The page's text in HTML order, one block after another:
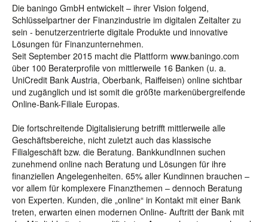
Die baningo GmbH entwickelt – ihrer Vision folgend,
Schlüsselpartner der Finanzindustrie im digitalen Zeitalter zu
sein - benutzerzentrierte digitale Produkte und innovative
Lösungen für Finanzunternehmen.
Seit September 2015 macht die Plattform www.baningo.com
über 100 Beraterprofile von mittlerweile 16 Banken (u. a.
UniCredit Bank Austria, Oberbank, Raiffeisen) online sichtbar
und zugänglich und ist somit die größte markenübergreifende
Online-Bank-Filiale Europas.
Die fortschreitende Digitalisierung betrifft mittlerweile alle
Geschäftsbereiche, nicht zuletzt auch das klassische
Filialgeschäft bzw. die Beratung. BankkundInnen suchen
zunehmend online nach Beratung und Lösungen für ihre
finanziellen Angelegenheiten. 65% aller Kundinnen brauchen –
vor allem für komplexere Finanzthemen – dennoch Beratung
von Experten. Kunden, die „online“ in Kontakt mit einer Bank
treten, erwarten einen modernen Online- Auftritt der Bank mit